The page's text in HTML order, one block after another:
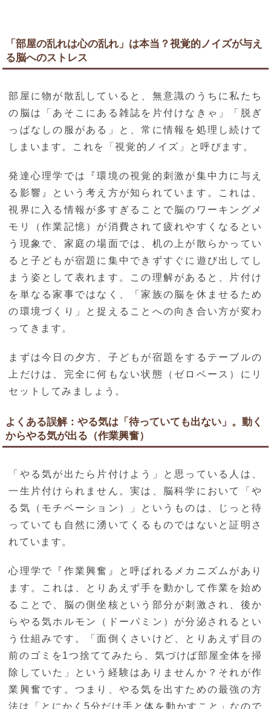
「部屋の乱れは心の乱れ」は本当？視覚的ノイズが与え
る脳へのストレス
部屋に物が散乱していると、無意識のうちに私たち
の脳は「あそこにある雑誌を片付けなきゃ」「脱ぎ
っぱなしの服がある」と、常に情報を処理し続けて
しまいます。これを「視覚的ノイズ」と呼びます。
発達心理学では『環境の視覚的刺激が集中力に与え
る影響』という考え方が知られています。これは、
視界に入る情報が多すぎることで脳のワーキングメ
モリ（作業記憶）が消費されて疲れやすくなるとい
う現象で、家庭の場面では、机の上が散らかってい
ると子どもが宿題に集中できずすぐに遊び出してし
まう姿として表れます。この理解があると、片付け
を単なる家事ではなく、「家族の脳を休ませるため
の環境づくり」と捉えることへの向き合い方が変わ
ってきます。
まずは今日の夕方、子どもが宿題をするテーブルの
上だけは、完全に何もない状態（ゼロベース）にリ
セットしてみましょう。
よくある誤解：やる気は「待っていても出ない」。動く
からやる気が出る（作業興奮）
「やる気が出たら片付けよう」と思っている人は、
一生片付けられません。実は、脳科学において「や
る気（モチベーション）」というものは、じっと待
っていても自然に湧いてくるものではないと証明さ
れています。
心理学で『作業興奮』と呼ばれるメカニズムがあり
ます。これは、とりあえず手を動かして作業を始め
ることで、脳の側坐核という部分が刺激され、後か
らやる気ホルモン（ドーパミン）が分泌されるとい
う仕組みです。「面倒くさいけど、とりあえず目の
前のゴミを1つ捨ててみたら、気づけば部屋全体を掃
除していた」という経験はありませんか？それが作
業興奮です。つまり、やる気を出すための最強の方
法は「とにかく5分だけ手と体を動かすこと」なので